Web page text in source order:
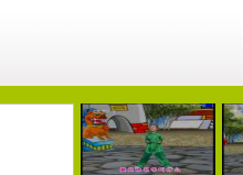
01:40 01:40